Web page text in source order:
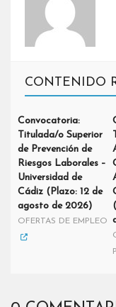
CONTENIDO
Convocatoria:
Titulada/o Superior
de Prevención de
Riesgos Laborales –
Universidad de
Cádiz (Plazo: 12 de
agosto de 2026)
OFERTAS DE EMPLEO